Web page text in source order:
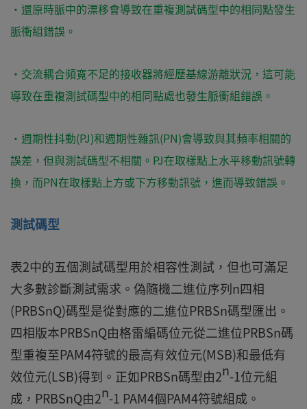
・還原時脈中的漂移會導致在重複測試碼型中的相同點發生
脈衝組錯誤。
・交流耦合頻寬不足的接收器將經歷基線游離狀況，這可能
導致在重複測試碼型中的相同點處也發生脈衝組錯誤。
・週期性抖動(PJ)和週期性雜訊(PN)會導致與其頻率相關的
誤差，但與測試碼型不相關。PJ在取樣點上水平移動訊號轉
換，而PN在取樣點上方或下方移動訊號，進而導致錯誤。
測試碼型
表2中的五個測試碼型用於相容性測試，但也可滿足
大多數診斷測試需求。偽隨機二進位序列n四相
(PRBSnQ)碼型是從對應的二進位PRBSn碼型匯出。
四相版本PRBSnQ由格雷編碼位元從二進位PRBSn碼
型重複至PAM4符號的最高有效位元(MSB)和最低有
效位元(LSB)得到。正如PRBSn碼型由2n-1位元組
成，PRBSnQ由2n-1 PAM4個PAM4符號組成。